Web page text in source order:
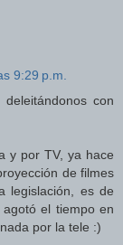
9:29 p.m.
con
y por TV, ya hace
de filmes
legislación, es de
el tiempo en
por la tele :)